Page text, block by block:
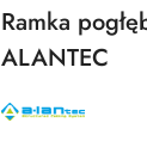
Ramka
ALANTEC
NAZWA
PRODUCENTA: